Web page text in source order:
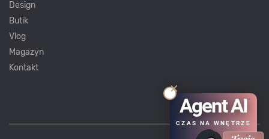
Design
Butik
Vlog
Magazyn
Kontakt
Agent AI
CZAS NA WNĘTRZE